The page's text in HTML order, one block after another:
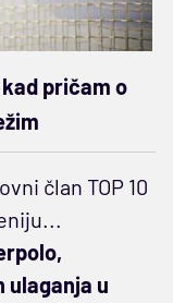
pričam o
član TOP 10
ulaganja u